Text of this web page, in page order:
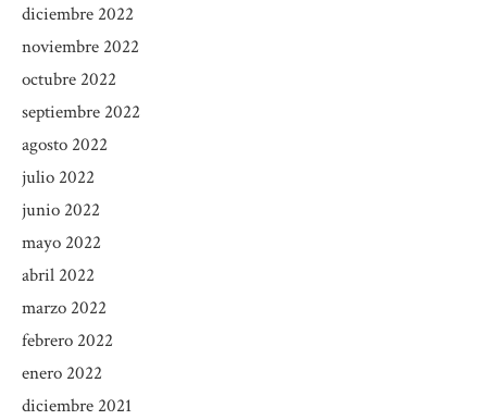
diciembre 2022
noviembre 2022
octubre 2022
septiembre 2022
agosto 2022
julio 2022
junio 2022
mayo 2022
abril 2022
marzo 2022
febrero 2022
enero 2022
diciembre 2021